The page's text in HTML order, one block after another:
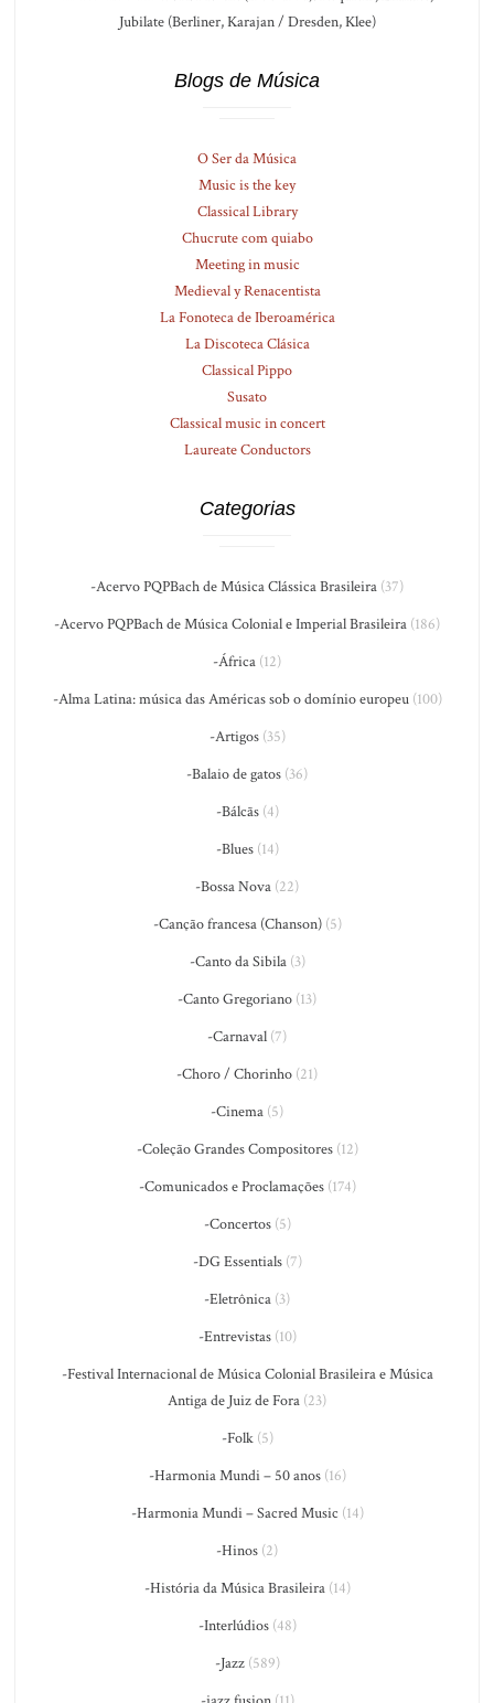
Jubilate (Berliner, Karajan / Dresden, Klee)
Blogs de Música
O Ser da Música
Music is the key
Classical Library
Chucrute com quiabo
Meeting in music
Medieval y Renacentista
La Fonoteca de Iberoamérica
La Discoteca Clásica
Classical Pippo
Susato
Classical music in concert
Laureate Conductors
Categorias
-Acervo PQPBach de Música Clássica Brasileira (37)
-Acervo PQPBach de Música Colonial e Imperial Brasileira (186)
-África (12)
-Alma Latina: música das Américas sob o domínio europeu(100)
-Artigos(35)
-Balaio de gatos (36)
-Bálcãs(4)
-Blues(14)
-Bossa Nova (22)
-Canção francesa (Chanson)(5)
-Canto da Sibila(3)
-Canto Gregoriano (13)
-Carnaval (7)
-Choro / Chorinho (21)
-Cinema (5)
-Coleção Grandes Compositores(12)
-Comunicados e Proclamações(174)
-Concertos(5)
-DG Essentials(7)
-Eletrônica (3)
-Entrevistas(10)
-Festival Internacional de Música Colonial Brasileira e Música
Antiga de Juiz de Fora (23)
-Folk(5)
-Harmonia Mundi – 50 anos(16)
-Harmonia Mundi – Sacred Music (14)
-Hinos (2)
-História da Música Brasileira(14)
-Interlúdios(48)
-Jazz(589)